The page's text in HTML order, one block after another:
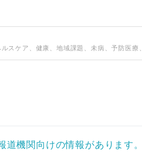
スケア、健康、地域課題、未病、予防医療
道機関向けの情報があります。